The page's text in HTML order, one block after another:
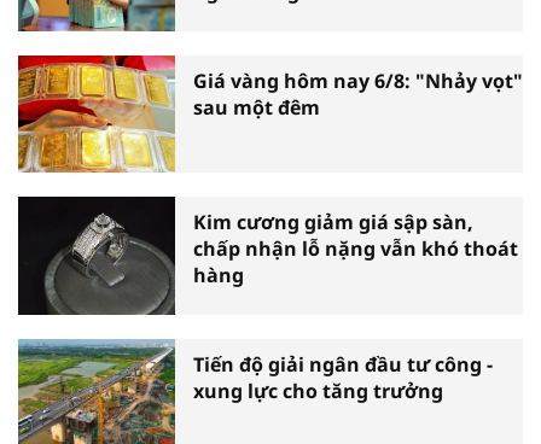
Giá vàng hôm nay 6/8: "Nhảy vọt"
sau một đêm
Kim cương giảm giá sập sàn,
chấp nhận lỗ nặng vẫn khó thoát
hàng
Tiến độ giải ngân đầu tư công -
xung lực cho tăng trưởng